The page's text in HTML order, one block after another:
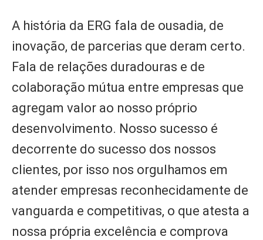
A história da ERG fala de ousadia, de
inovação, de parcerias que deram certo.
Fala de relações duradouras e de
colaboração mútua entre empresas que
agregam valor ao nosso próprio
desenvolvimento. Nosso sucesso é
decorrente do sucesso dos nossos
clientes, por isso nos orgulhamos em
atender empresas reconhecidamente de
vanguarda e competitivas, o que atesta a
nossa própria excelência e comprova